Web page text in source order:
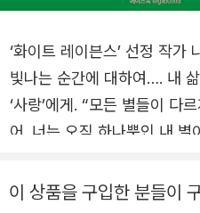
‘화이트 레이븐스’ 선정 작가
빛나는 순간에 대하여…. 내
‘사랑’에게. “모든 별들이 다르게 빛난다고 했지. 이제 알겠
어. 너는 오직 하나뿐인 내 별이야!” 소심한 ‘고치’는 모두가
물들을 피해서요. 바람 소리
이 상품을 구입한 분들이